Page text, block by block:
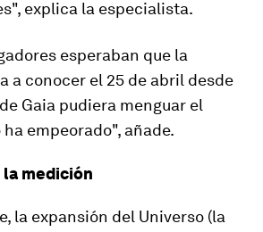
", explica la especialista.
esperaban que la
a conocer el 25 de abril desde
Gaia pudiera menguar el
empeorado", añade.
la medición
la expansión del Universo (la